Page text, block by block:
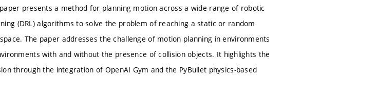
presents a method for planning motion across a wide range of robotic
(DRL) algorithms to solve the problem of reaching a static or random
The paper addresses the challenge of motion planning in environments
with and without the presence of collision objects. It highlights the
through the integration of OpenAI Gym and the PyBullet physics-based